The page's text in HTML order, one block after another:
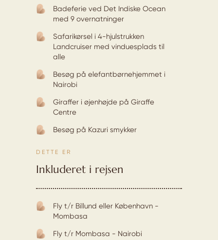
Badeferie ved Det Indiske Ocean
med 9 overnatninger
Safarikørsel i 4-hjulstrukken
Landcruiser med vinduesplads til
alle
Besøg på elefantbørnehjemmet i
Nairobi
Giraffer i øjenhøjde på Giraffe
Centre
Besøg på Kazuri smykker
DETTE ER
Inkluderet i rejsen
Fly t/r Billund eller København -
Mombasa
Fly t/r Mombasa - Nairobi